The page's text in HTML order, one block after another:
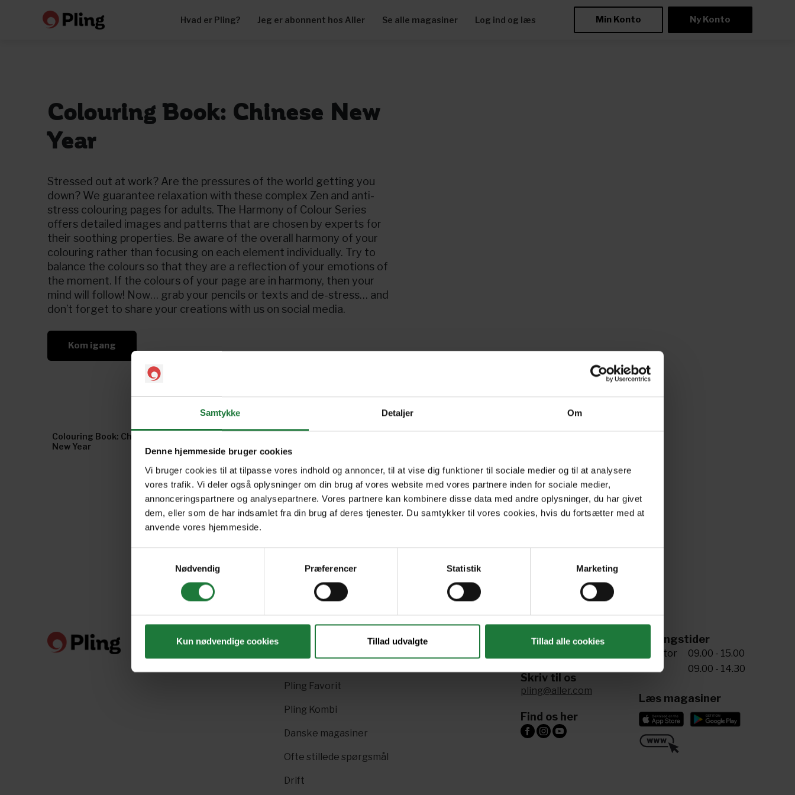
Samtykke Detaljer Om
Denne hjemmeside bruger cookies
Vi bruger cookies til at tilpasse vores indhold og annoncer, til at vise dig funktioner til sociale medier og til at analysere
vores trafik. Vi deler også oplysninger om din brug af vores website med vores partnere inden for sociale medier,
annonceringspartnere og analysepartnere. Vores partnere kan kombinere disse data med andre oplysninger, du har givet
dem, eller som de har indsamlet fra din brug af deres tjenester. Du samtykker til vores cookies, hvis du fortsætter med at
anvende vores hjemmeside.
Nødvendig
Præferencer Statistik Marketing
Kun nødvendige cookies Tillad udvalgte Tillad alle cookies
Hvad er Pling? Jeg er abonnent hos Aller Se alle magasiner Log ind og læs Min Konto Ny Konto
Colouring Book: Chinese New
Year
Stressed out at work? Are the pressures of the world getting you
down? We guarantee relaxation with these complex Zen and anti-
stress colouring pages for adults. The Harmony of Colour Series
offers detailed images and patterns that are chosen by experts for
their soothing properties. Be aware of the overall harmony of your
colouring rather than focusing on each element individually. Try to
balance the colours so that they are a reflection of your emotions of
the moment. If the colours of your page are in harmony, then your
mind will follow! Now… grab your pencils or texts and de-stress… and
don’t forget to share your creations with us on social media.
Kom igang
Colouring Book: Chinese
New Year
Gavekort
Pling Favorit
Pling Kombi
Danske magasiner
Ofte stillede spørgsmål
Drift
Ring til os
Skriv til os
pling@aller.com
Find os her
Åbningstider
Man-tor
09.00 - 15.00
Fre
09.00 - 14.30
Læs magasiner